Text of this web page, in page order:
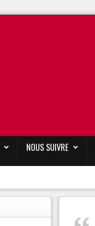
NOUS SUIVRE